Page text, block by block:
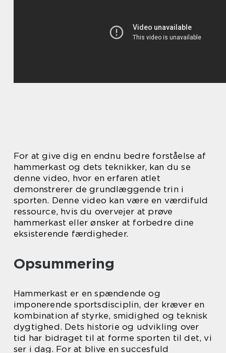
For at give dig en endnu bedre forståelse af
hammerkast og dets teknikker, kan du se
denne video, hvor en erfaren atlet
demonstrerer de grundlæggende trin i
sporten. Denne video kan være en værdifuld
ressource, hvis du overvejer at prøve
hammerkast eller ønsker at forbedre dine
eksisterende færdigheder.
Opsummering
Hammerkast er en spændende og
imponerende sportsdisciplin, der kræver en
kombination af styrke, smidighed og teknisk
dygtighed. Dets historie og udvikling over
tid har bidraget til at forme sporten til det, vi
ser i dag. For at blive en succesfuld